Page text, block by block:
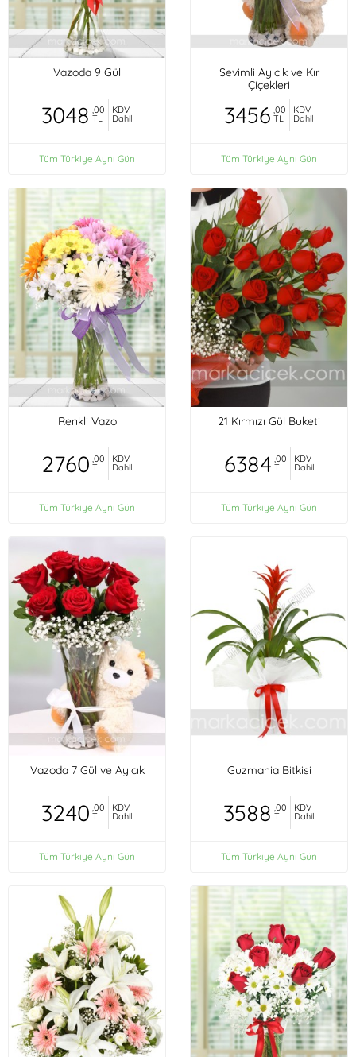
Vazoda 9 Gül
3048 ,00
TL
KDV
Dahil
Tüm Türkiye Aynı Gün
Sevimli Ayıcık ve Kır
Çiçekleri
3456 ,00
TL
KDV
Dahil
Tüm Türkiye Aynı Gün
Renkli Vazo
2760 ,00
TL
KDV
Dahil
Tüm Türkiye Aynı Gün
21 Kırmızı Gül Buketi
6384 ,00
TL
KDV
Dahil
Tüm Türkiye Aynı Gün
Vazoda 7 Gül ve Ayıcık
3240 ,00
TL
KDV
Dahil
Tüm Türkiye Aynı Gün
Guzmania Bitkisi
3588 ,00
TL
KDV
Dahil
Tüm Türkiye Aynı Gün